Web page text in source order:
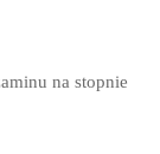
na stopnie